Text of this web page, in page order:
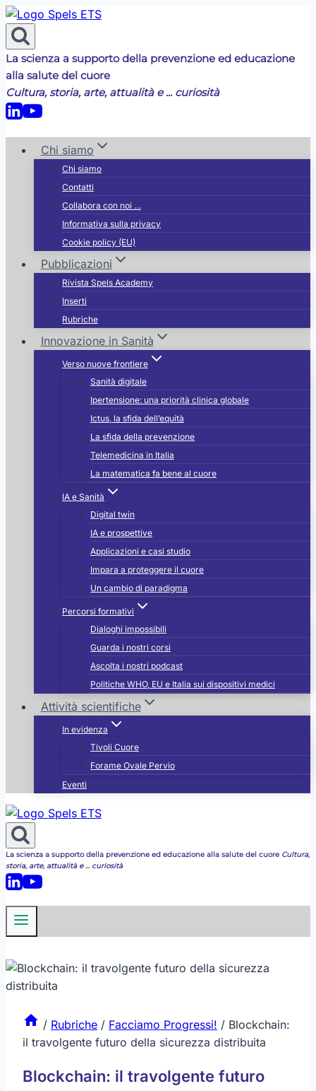
Salta
al
contenuto
La scienza a supporto della prevenzione ed educazione
alla salute del cuore
Cultura, storia, arte, attualità e ... curiosità
Chi siamo
Chi siamo
Contatti
Collabora con noi …
Informativa sulla privacy
Cookie policy (EU)
Pubblicazioni
Rivista Spels Academy
Inserti
Rubriche
Innovazione in Sanità
Verso nuove frontiere
Sanità digitale
Ipertensione: una priorità clinica globale
Ictus, la sfida dell’equità
La sfida della prevenzione
Telemedicina in Italia
La matematica fa bene al cuore
IA e Sanità
Digital twin
IA e prospettive
Applicazioni e casi studio
Impara a proteggere il cuore
Un cambio di paradigma
Percorsi formativi
Dialoghi impossibili
Guarda i nostri corsi
Ascolta i nostri podcast
Politiche WHO, EU e Italia sui dispositivi medici
Attività scientifiche
In evidenza
Tivoli Cuore
Forame Ovale Pervio
Eventi
La scienza a supporto della prevenzione ed educazione alla salute del cuore Cultura,
storia, arte, attualità e ... curiosità
/ Rubriche / Facciamo Progressi! / Blockchain:
il travolgente futuro della sicurezza distribuita
Blockchain: il travolgente futuro